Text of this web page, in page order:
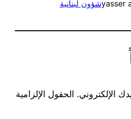
yasserشؤون لبنانية
الإلكتروني. الحقول الإلزامية